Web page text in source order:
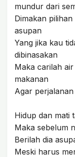
mundur dari
Dimakan
asupan
Yang jika kau
dibinasakan
Maka carilah
makanan
Agar
Hidup dan mati
Maka sebelum
Berilah dia
Meski harus